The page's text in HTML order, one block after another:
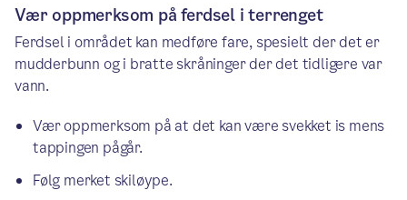
Vær oppmerksom på ferdsel i terrenget
Ferdsel i området kan medføre fare, spesielt der det er
mudderbunn og i bratte skråninger der det tidligere var
vann.
Vær oppmerksom på at det kan være svekket is mens
tappingen pågår.
Følg merket skiløype.